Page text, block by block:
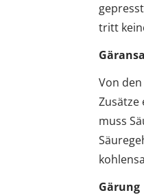
tritt
Von
Zusätze
muss
Gärung